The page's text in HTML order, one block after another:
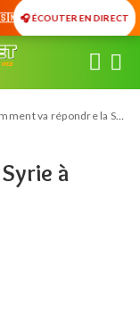
🌍 Actualités
🎧 ÉCOUTER EN DIRECT
va répondre la Syrie à l’opération turque?
à